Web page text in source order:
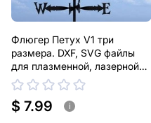
Флюгер Петух V1 три
размера. DXF, SVG файлы
для плазменной, лазерной
резки
$ 7.99 i